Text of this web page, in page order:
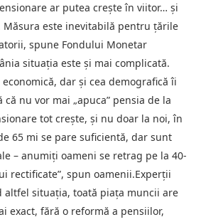
ar putea creşte în viitor… şi
este inevitabilă pentru ţările
spune Fondului Monetar
situaţia este şi mai complicată.
dar şi cea demografică îi
nu vor mai „apuca” pensia de la
tot creşte, şi nu doar la noi, în
65 mi se pare suficientă, dar sunt
– anumiţi oameni se retrag pe la 40-
rectificate”, spun oamenii.Experţii
altfel situaţia, toată piaţa muncii are
exact, fără o reformă a pensiilor,